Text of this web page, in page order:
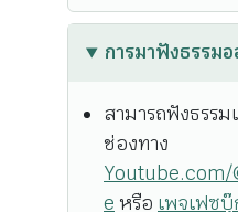
การมาฟังธรรม
สามารถฟังธรร
ช่องทาง
e หรือ เพจเฟซ